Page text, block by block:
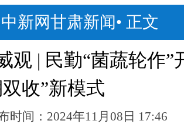
中新网甘肃新闻• 正文
观 | 民勤“菌蔬轮作”
收”新模式
时间： 2024年11月08日 17:46